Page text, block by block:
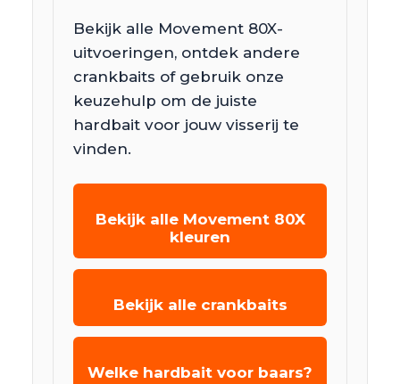
Bekijk alle Movement 80X-
uitvoeringen, ontdek andere
crankbaits of gebruik onze
keuzehulp om de juiste
hardbait voor jouw visserij te
vinden.
Bekijk alle Movement 80X
kleuren
Bekijk alle crankbaits
Welke hardbait voor baars?